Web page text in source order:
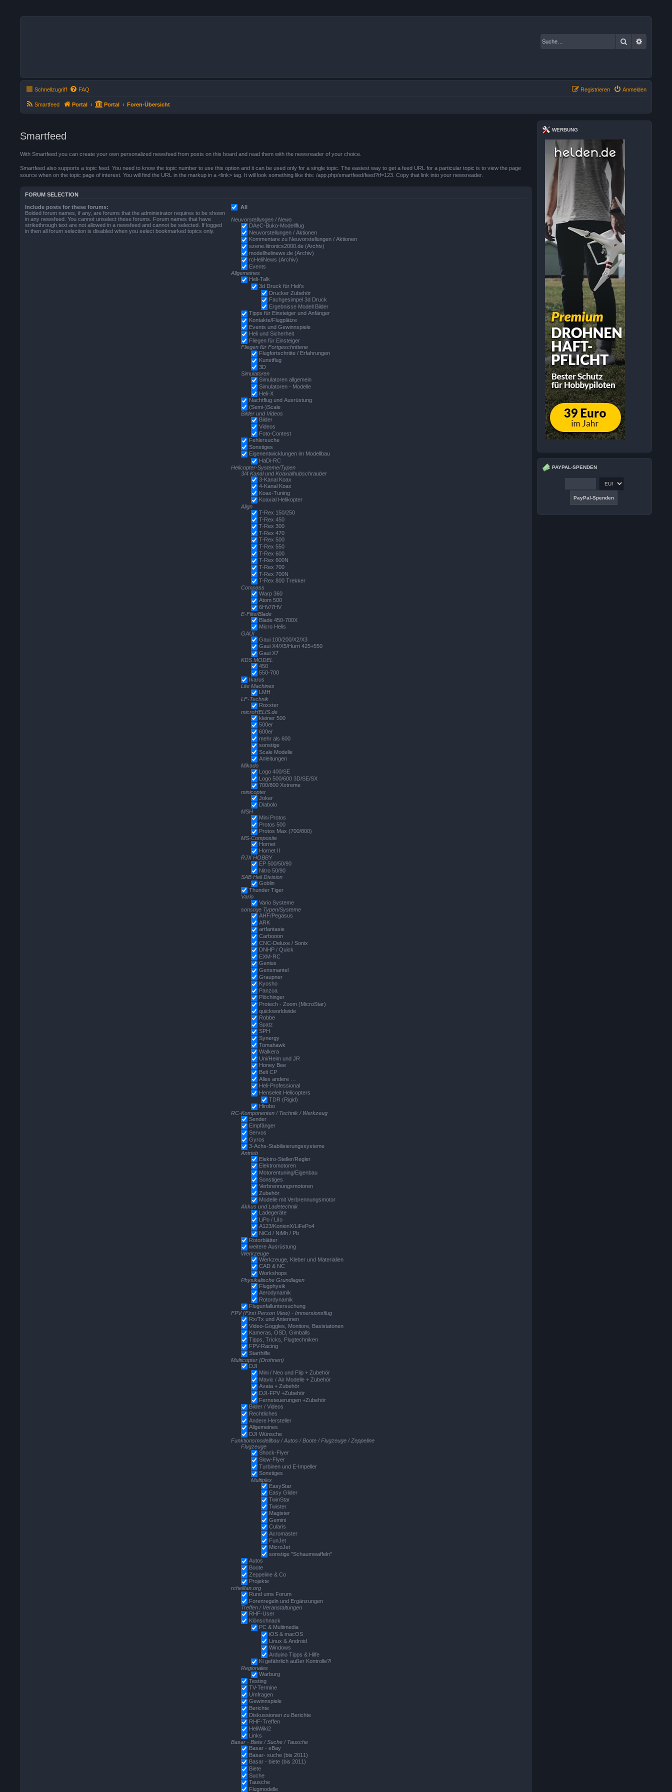
Suche
Schnellzugriff FAQ Anmelden
Registrieren
Smartfeed Portal Portal Foren-Übersicht
Smartfeed
With Smartfeed you can create your own personalized newsfeed from posts on this board and read them with the newsreader of your choice.
Smartfeed also supports a topic feed. You need to know the topic number to use this option and it can be used only for a single topic. The easiest way to get a feed URL for a particular topic is to view the page
source when on the topic page of interest. You will find the URL in the markup in a <link> tag. It will look something like this: /app.php/smartfeed/feed?tf=123. Copy that link into your newsreader.
FORUM SELECTION
Include posts for these forums:
Bolded forum names, if any, are forums that the administrator requires to be shown
in any newsfeed. You cannot unselect these forums. Forum names that have
strikethrough text are not allowed in a newsfeed and cannot be selected. If logged
in then all forum selection is disabled when you select bookmarked topics only.
All
Neuvorstellungen / News
DAeC-Buko-Modellflug
Neuvorstellungen / Aktionen
Kommentare zu Neuvorstellungen / Aktionen
szene.litronics2000.de (Archiv)
modellhelinews.de (Archiv)
rcHeliNews (Archiv)
Events
Allgemeines
Heli-Talk
3d Druck für Heli's
Drucker Zubehör
Fachgesimpel 3d Druck
Ergebnisse Modell Bilder
Tipps für Einsteiger und Anfänger
Kontakte/Flugplätze
Events und Gewinnspiele
Heli und Sicherheit
Fliegen für Einsteiger
Fliegen für Fortgeschrittene
Flugfortschritte / Erfahrungen
Kunstflug
3D
Simulatoren
Simulatoren allgemein
Simulatoren - Modelle
Heli-X
Nachtflug und Ausrüstung
(Semi-)Scale
Bilder und Videos
Bilder
Videos
Foto-Contest
Fehlersuche
Sonstiges
Eigenentwicklungen im Modellbau
HaDi-RC
Helicopter-Systeme/Typen
3/4 Kanal und Koaxialhubschrauber
3-Kanal Koax
4-Kanal Koax
Koax-Tuning
Koaxial Helikopter
Align
T-Rex 150/250
T-Rex 450
T-Rex 300
T-Rex 470
T-Rex 500
T-Rex 550
T-Rex 600
T-Rex 600N
T-Rex 700
T-Rex 700N
T-Rex 800 Trekker
Compass
Warp 360
Atom 500
6HV/7HV
E-Flite/Blade
Blade 450-700X
Micro Helis
GAUI
Gaui 100/200/X2/X3
Gaui X4/X5/Hurri 425+550
Gaui X7
KDS MODEL
450
550-700
Ikarus
Lite Machines
LMH
LF-Technik
Roxxter
microHELIS.de
kleiner 500
500er
600er
mehr als 600
sonstige
Scale Modelle
Anleitungen
Mikado
Logo 400/SE
Logo 500/600 3D/SE/SX
700/800 Xxtreme
minicopter
Joker
Diabolo
MSH
Mini Protos
Protos 500
Protos Max (700/800)
MS-Composite
Hornet
Hornet II
RJX HOBBY
EP 500/50/90
Nitro 50/90
SAB Heli Division
Goblin
Thunder Tiger
Vario
Vario Systeme
sonstige Typen/Systeme
AHF/Pegasus
ARK
artfantasie
Carbooon
CNC-Deluxe / Sonix
DNHP / Quick
EXM-RC
Genius
Gensmantel
Graupner
Kyosho
Panzoa
Plöchinger
Protech - Zoom (MicroStar)
quickworldwide
Robbe
Spatz
SPH
Synergy
Tomahawk
Walkera
Uni/Heim und JR
Honey Bee
Belt CP
Alles andere …
Heli-Professional
Henseleit Helicopters
TDR (Rigid)
Hirobo
RC-Komponenten / Technik / Werkzeug
Sender
Empfänger
Servos
Gyros
3-Achs-Stabilisierungssysteme
Antrieb
Elektro-Steller/Regler
Elektromotoren
Motorentuning/Eigenbau
Sonstiges
Verbrennungsmotoren
Zubehör
Modelle mit Verbrennungsmotor
Akkus und Ladetechnik
Ladegeräte
LiPo / LiIo
A123/KonionX/LiFePo4
NiCd / NiMh / Pb
Rotorblätter
weitere Ausrüstung
Werkzeuge
Werkzeuge, Kleber und Materialien
CAD & NC
Workshops
Physikalische Grundlagen
Flugphysik
Aerodynamik
Rotordynamik
Flugunfalluntersuchung
FPV (First Person View) - Immersionsflug
Rx/Tx und Antennen
Video-Goggles, Monitore, Basistatonen
Kameras, OSD, Gimballs
Tipps, Tricks, Flugtechniken
FPV-Racing
Starthilfe
Multicopter (Drohnen)
DJI
Mini / Neo und Flip + Zubehör
Mavic / Air Modelle + Zubehör
Avata + Zubehör
DJI-FPV +Zubehör
Fernsteuerungen +Zubehör
Bilder / Videos
Rechtliches
Andere Hersteller
Allgemeines
DJI Wünsche
Funktionsmodellbau / Autos / Boote / Flugzeuge / Zeppeline
Flugzeuge
Shock-Flyer
Slow-Flyer
Turbinen und E-Impeller
Sonstiges
Multiplex
EasyStar
Easy Glider
TwinStar
Twister
Magister
Gemini
Cularis
Acromaster
FunJet
MicroJet
sonstige "Schaumwaffeln"
Autos
Boote
Zeppeline & Co
Projekte
rchelifan.org
Rund ums Forum
Forenregeln und Ergänzungen
Treffen / Veranstaltungen
RHF-User
Klönschnack
PC & Multimedia
iOS & macOS
Linux & Android
Windows
Arduino Tipps & Hilfe
Ki gefährlich außer Kontrolle?!
Regionales
Warburg
Testing
TV-Termine
Umfragen
Gewinnspiele
Berichte
Diskussionen zu Berichte
RHF-Treffen
HeliWiki2
Links
Basar - Biete / Suche / Tausche
Basar - eBay
Basar- suche (bis 2011)
Basar - biete (bis 2011)
Biete
Suche
Tausche
Flugmodelle
WERBUNG
PAYPAL-SPENDEN